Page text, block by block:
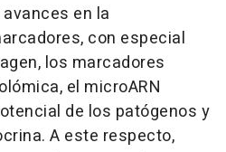
en la
con especial
los marcadores
el microARN
de los patógenos y
A este respecto,